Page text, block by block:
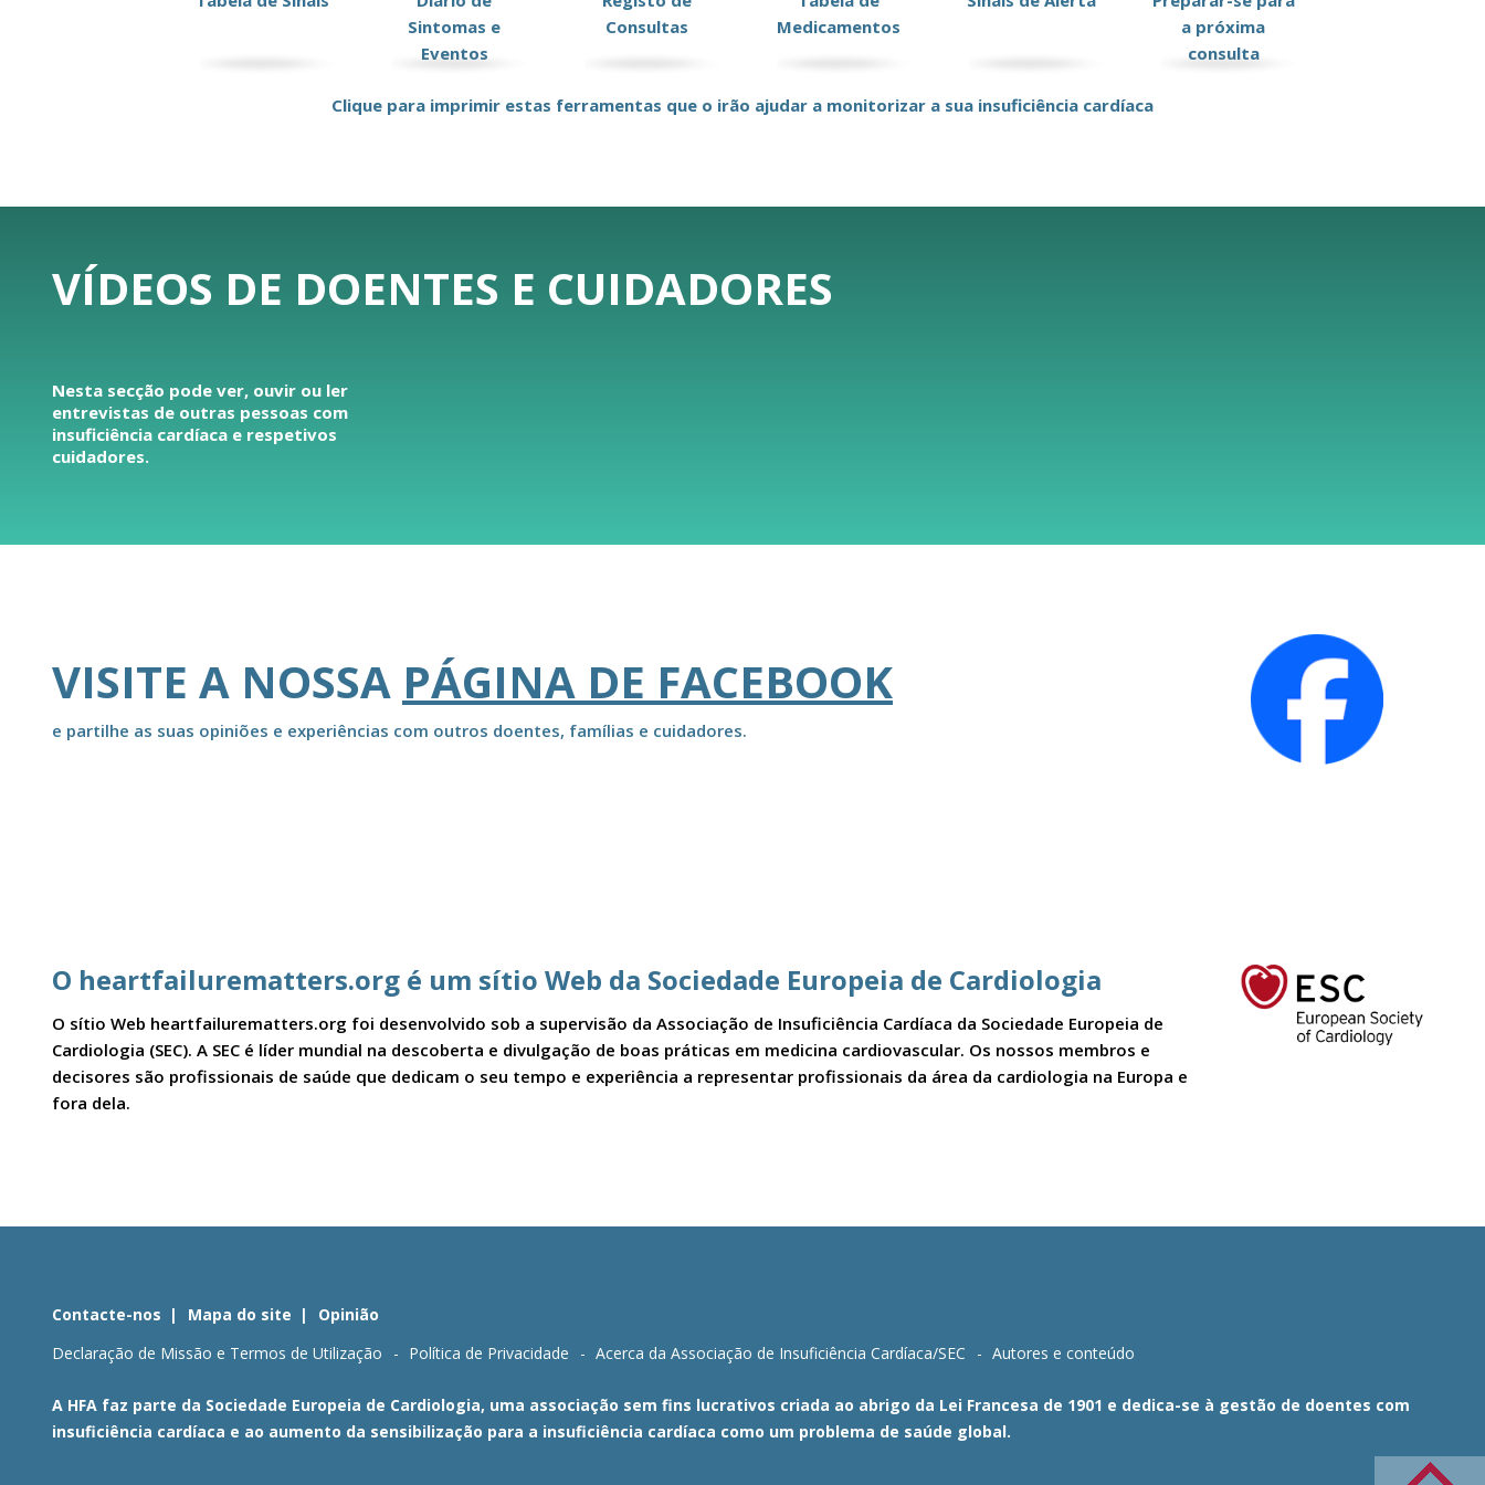
Sintomas e
Eventos
Consultas
Medicamentos
a próxima
consulta
Clique para imprimir estas ferramentas que o irão ajudar a monitorizar a sua insuficiência cardíaca
VÍDEOS DE DOENTES E CUIDADORES
Nesta secção pode ver, ouvir ou ler
entrevistas de outras pessoas com
insuficiência cardíaca e respetivos
cuidadores.
VISITE A NOSSA PÁGINA DE FACEBOOK
e partilhe as suas opiniões e experiências com outros doentes, famílias e cuidadores.
O heartfailurematters.org é um sítio Web da Sociedade Europeia de Cardiologia
O sítio Web heartfailurematters.org foi desenvolvido sob a supervisão da Associação de Insuficiência Cardíaca da Sociedade Europeia de
Cardiologia (SEC). A SEC é líder mundial na descoberta e divulgação de boas práticas em medicina cardiovascular. Os nossos membros e
decisores são profissionais de saúde que dedicam o seu tempo e experiência a representar profissionais da área da cardiologia na Europa e
fora dela.
Contacte-nos Mapa do site
Opinião
Declaração de Missão e Termos de Utilização
Política de Privacidade Acerca da Associação de Insuficiência Cardíaca/SEC Autores e conteúdo
A HFA faz parte da Sociedade Europeia de Cardiologia, uma associação sem fins lucrativos criada ao abrigo da Lei Francesa de 1901 e dedica-se à gestão de doentes com
insuficiência cardíaca e ao aumento da sensibilização para a insuficiência cardíaca como um problema de saúde global.